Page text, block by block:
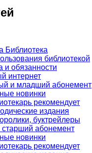
Библиотека
библиотекой
и обязанности
интернет
и младший абонемент
новинки
рекомендует
издания
буктрейлеры
абонемент
новинки
рекомендует